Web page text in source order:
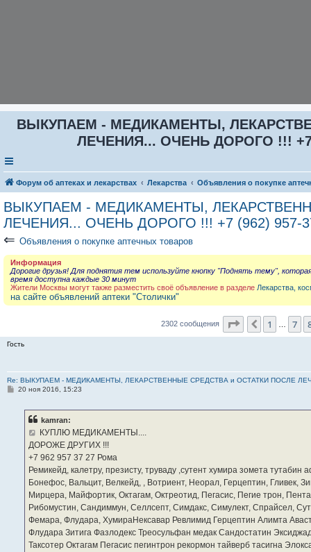
ВЫКУПАЕМ - МЕДИКАМЕНТЫ,
ЛЕЧЕНИЯ... ОЧЕНЬ ДОРОГО !!! +7
Форум об аптеках и лекарствах Лекарства Объявления о покупке
ВЫКУПАЕМ - МЕДИКАМЕНТЫ,
ЛЕЧЕНИЯ... ОЧЕНЬ ДОРОГО !!! +7 (962) 957-
⇐ Объявления о покупке аптечных товаров
Информация
Дорогие друзья! Для поднятия тем используйте кнопку "Поднять тему",
время доступна каждые 30 минут
Жители Москвы могут также разместить своё объявление в разделе Лекарства,
на сайте объявлений аптеки "Столички"
2302 сообщения Страница из
Пред.
1 7
Гость
Re: ВЫКУПАЕМ - МЕДИКАМЕНТЫ, ЛЕКАРСТВЕННЫЕ СРЕДСТВА и ОСТАТКИ ПОСЛЕ
С20 ноя 2016, 15:23
kamran:
КУПЛЮ МЕДИКАМЕНТЫ....
ДОРОЖЕ ДРУГИХ !!!
‪+7 962 957 37 27‬ Рома
Ремикейд, калетру, презисту, труваду ,сутент хумира зомета
Бонефос, Вальцит, Велкейд, , Вотриент, Неорал, Герцептин, Гливек,
Мирцера, Майфортик, Октагам, Октреотид, Пегасис, Пегие трон,
Рибомустин, Сандиммун, Селлсепт, Симдакс, Симулект, Спрайсел,
Фемара, Флудара, ХумираНексавар Ревлимид Герцептин Алимта
Флудара Зитига Фазлодекс Треосульфан медак Сандостатин
Таксотер Октагам Пегасис пегинтрон рекормон тайверб тасигна